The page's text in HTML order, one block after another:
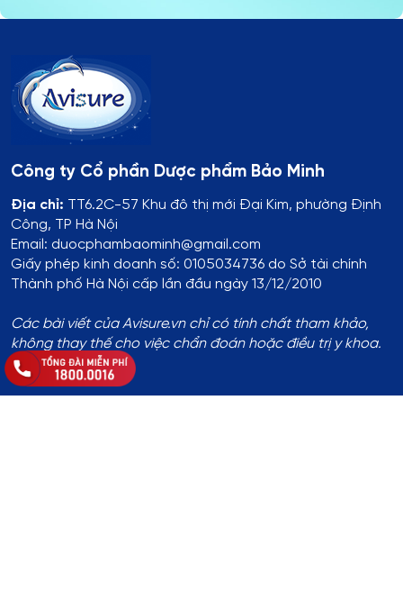
Công ty Cổ phần Dược phẩm Bảo Minh
Địa chỉ: TT6.2C-57 Khu đô thị mới Đại Kim, phường Định
Công, TP Hà Nội
Email: duocphambaominh@gmail.com
Giấy phép kinh doanh số: 0105034736 do Sở tài chính
Thành phố Hà Nội cấp lần đầu ngày 13/12/2010
Các bài viết của Avisure.vn chỉ có tính chất tham khảo,
không thay thế cho việc chẩn đoán hoặc điều trị y khoa.